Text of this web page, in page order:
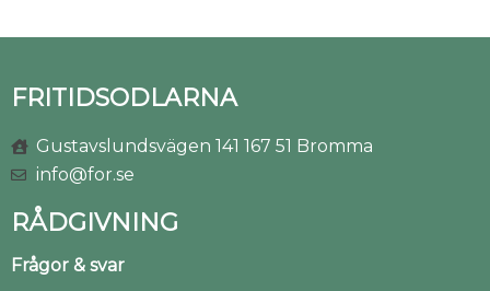
FRITIDSODLARNA
Gustavslundsvägen 141 167 51 Bromma
info@for.se
RÅDGIVNING
Frågor & svar